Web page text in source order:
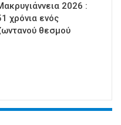
2026 :
χρόνια ενός
θεσμού